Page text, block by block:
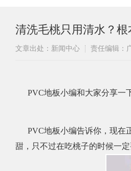
清洗毛桃只用清水？
文章出处：新闻中心 责任编辑：
PVC地板小编和大家分享一下
PVC地板小编告诉你，现在
甜，只不过在吃桃子的时候一